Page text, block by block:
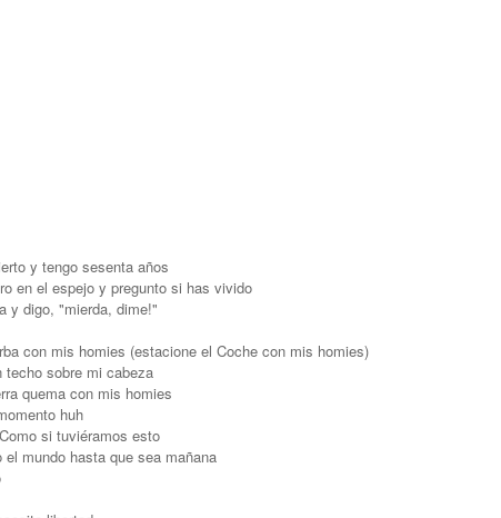
y tengo sesenta años
en el espejo y pregunto si has vivido
y digo, "mierda, dime!"
con mis homies (estacione el Coche con mis homies)
techo sobre mi cabeza
quema con mis homies
huh
si tuviéramos esto
el mundo hasta que sea mañana